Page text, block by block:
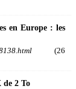
en Europe : les
(26
de 2 To